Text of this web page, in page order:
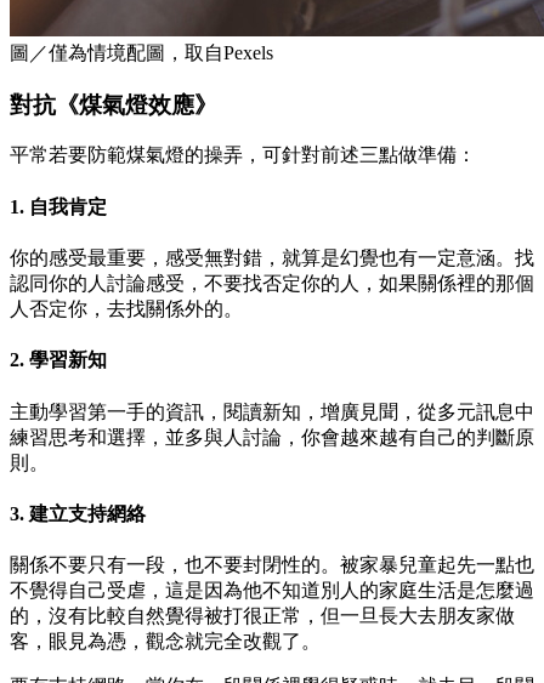
圖／僅為情境配圖，取自Pexels
對抗《煤氣燈效應》
平常若要防範煤氣燈的操弄，可針對前述三點做準備：
1. 自我肯定
你的感受最重要，感受無對錯，就算是幻覺也有一定意涵。找
認同你的人討論感受，不要找否定你的人，如果關係裡的那個
人否定你，去找關係外的。
2. 學習新知
主動學習第一手的資訊，閱讀新知，增廣見聞，從多元訊息中
練習思考和選擇，並多與人討論，你會越來越有自己的判斷原
則。
3. 建立支持網絡
關係不要只有一段，也不要封閉性的。被家暴兒童起先一點也
不覺得自己受虐，這是因為他不知道別人的家庭生活是怎麼過
的，沒有比較自然覺得被打很正常，但一旦長大去朋友家做
客，眼見為憑，觀念就完全改觀了。